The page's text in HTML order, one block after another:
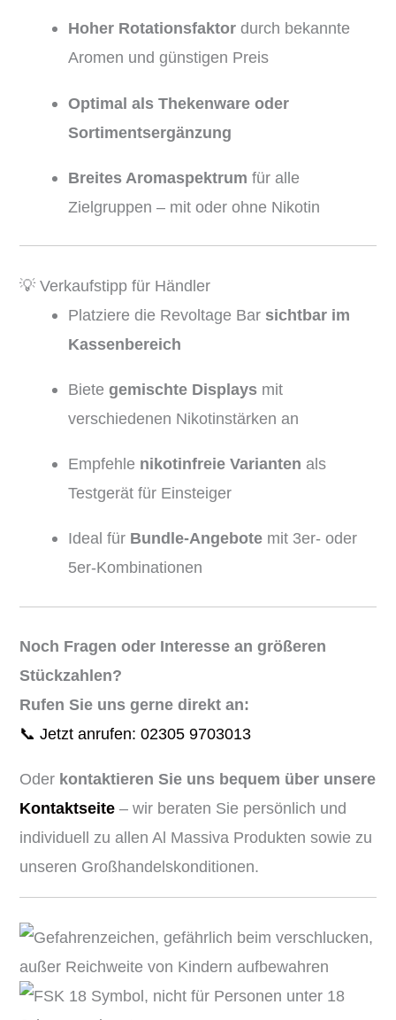
Hoher Rotationsfaktor durch bekannte
Aromen und günstigen Preis
Optimal als Thekenware oder
Sortimentsergänzung
Breites Aromaspektrum für alle
Zielgruppen – mit oder ohne Nikotin
💡 Verkaufstipp für Händler
Platziere die Revoltage Bar sichtbar im
Kassenbereich
Bietegemischte Displays mit
verschiedenen Nikotinstärken an
Empfehle nikotinfreie Varianten als
Testgerät für Einsteiger
Ideal für Bundle-Angebote mit 3er- oder
5er-Kombinationen
Noch Fragen oder Interesse an größeren
Stückzahlen?
Rufen Sie uns gerne direkt an:
📞 Jetzt anrufen: 02305 9703013
Oder kontaktieren Sie uns bequem über unsere
Kontaktseite – wir beraten Sie persönlich und
individuell zu allen Al Massiva Produkten sowie zu
unseren Großhandelskonditionen.